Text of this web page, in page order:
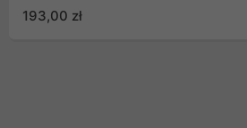
193,00 zł